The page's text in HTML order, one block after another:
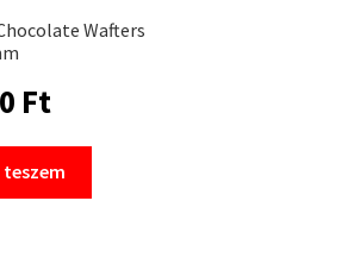
Wafters
Ft